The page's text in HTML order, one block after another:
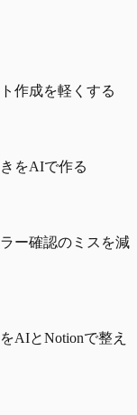
作成を軽くする
をAIで作る
ー確認のミスを減
AIとNotionで整え